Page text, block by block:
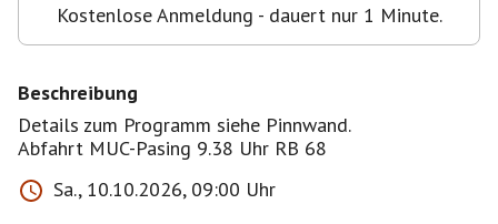
Kostenlose Anmeldung - dauert nur 1 Minute.
Beschreibung
Details zum Programm siehe Pinnwand.
Abfahrt MUC-Pasing 9.38 Uhr RB 68
Sa., 10.10.2026, 09:00 Uhr